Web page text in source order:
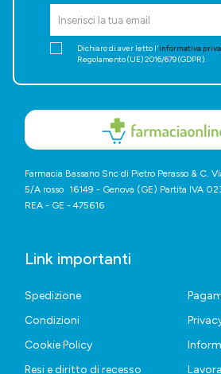
Dichiaro di aver letto l'informativa
Regolamento (UE) 2016/679 (GDPR).
Farmacia Bassano Snc di Pietro Perasso & C.
5/A rosso 16149 - Genova (GE) Partita IVA
REA - GE - 475616
Link importanti
Spedizione
Condizioni
Cookie Policy
Resi e diritto di recesso